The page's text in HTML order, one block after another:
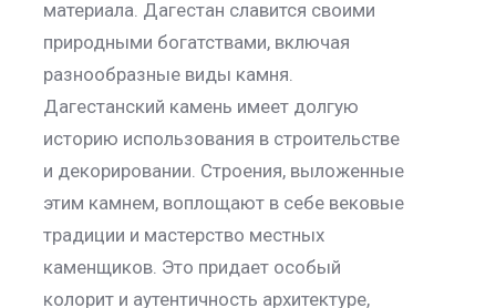
материала. Дагестан славится своими
природными богатствами, включая
разнообразные виды камня.
Дагестанский камень имеет долгую
историю использования в строительстве
и декорировании. Строения, выложенные
этим камнем, воплощают в себе вековые
традиции и мастерство местных
каменщиков. Это придает особый
колорит и аутентичность архитектуре,